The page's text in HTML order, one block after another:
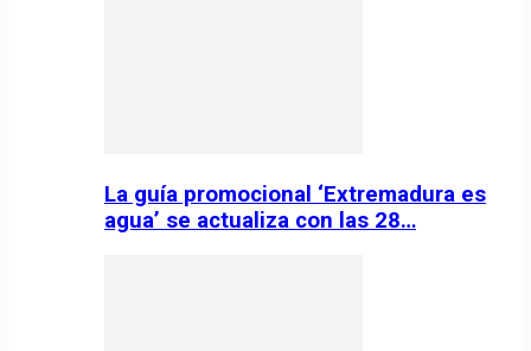
La guía promocional ‘Extremadura es
agua’ se actualiza con las 28…